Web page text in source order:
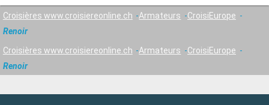
Croisières www.croisiereonline.ch Armateurs
CroisiEurope
Renoir
Croisières www.croisiereonline.ch Armateurs
CroisiEurope
Renoir